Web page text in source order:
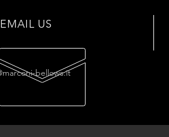
EMAIL US
bellows.it